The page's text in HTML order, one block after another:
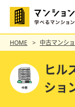
HOME 中古マンシ
ヒル
ショ